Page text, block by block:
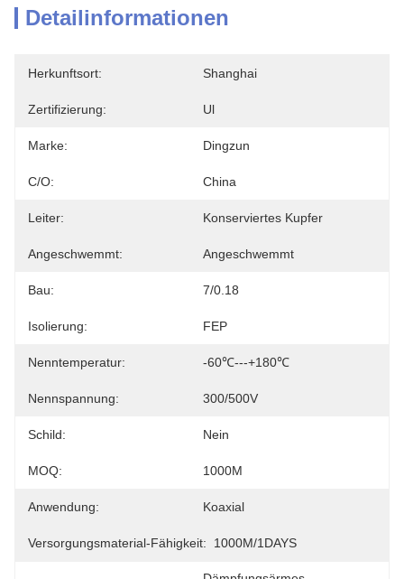
Detailinformationen
Herkunftsort: Shanghai
Zertifizierung: Ul
Marke: Dingzun
C/O: China
Leiter: Konserviertes Kupfer
Angeschwemmt: Angeschwemmt
Bau: 7/0.18
Isolierung: FEP
Nenntemperatur: -60℃---+180℃
Nennspannung: 300/500V
Schild: Nein
MOQ: 1000M
Anwendung: Koaxial
Versorgungsmaterial-Fähigkeit: 1000M/1DAYS